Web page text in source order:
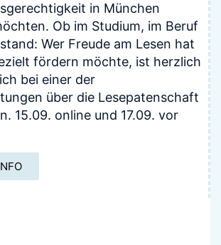
in München
Ob im Studium, im Beruf
Wer Freude am Lesen hat
fördern möchte, ist herzlich
bei einer der
über die Lesepatenschaft
15.09. online und 17.09. vor